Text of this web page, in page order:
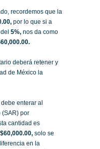
recordemos que la
por lo que si a
5%, nos da como
deberá retener y
de México la
enterar al
(SAR) por
cantidad es
$60,000.00, solo se
en la